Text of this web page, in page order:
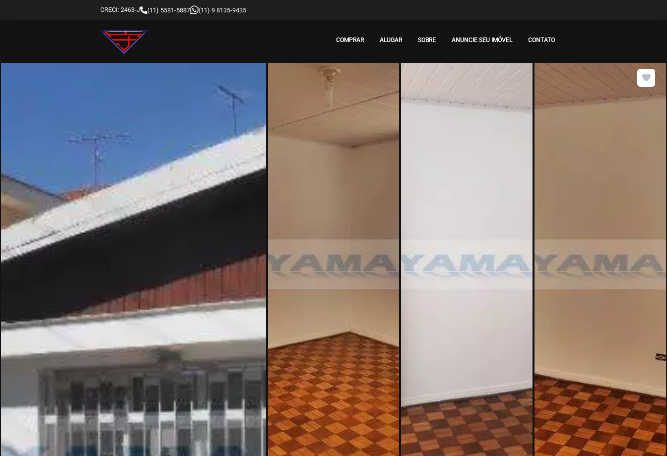
CRECI: 2463-J (11) 5581-5887 (11) 9 8135-9435
COMPRAR ALUGAR SOBRE ANUNCIE SEU IMÓVEL CONTATO